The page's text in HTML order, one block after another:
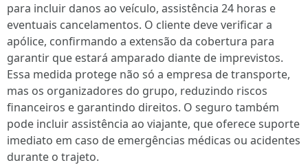
para incluir danos ao veículo, assistência 24 horas e
eventuais cancelamentos. O cliente deve verificar a
apólice, confirmando a extensão da cobertura para
garantir que estará amparado diante de imprevistos.
Essa medida protege não só a empresa de transporte,
mas os organizadores do grupo, reduzindo riscos
financeiros e garantindo direitos. O seguro também
pode incluir assistência ao viajante, que oferece suporte
imediato em caso de emergências médicas ou acidentes
durante o trajeto.